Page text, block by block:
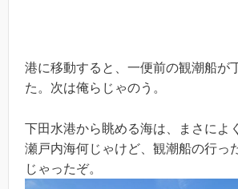
港に移動すると、一便前の観潮船が
た。次は俺らじゃのう。
下田水港から眺める海は、まさによ
瀬戸内海何じゃけど、観潮船の行っ
じゃったぞ。